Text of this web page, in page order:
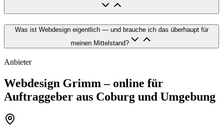
Was ist Webdesign eigentlich — und brauche ich das überhaupt für
meinen Mittelstand?
Anbieter
Webdesign Grimm – online für
Auftraggeber aus Coburg und Umgebung